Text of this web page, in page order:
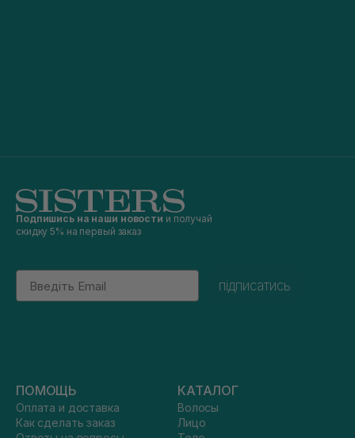
Подпишись на наши новости и получай
скидку 5% на первый заказ
Email
підписатись
ПОМОЩЬ
Оплата и доставка
Как сделать заказ
КАТАЛОГ
Волосы
Лицо